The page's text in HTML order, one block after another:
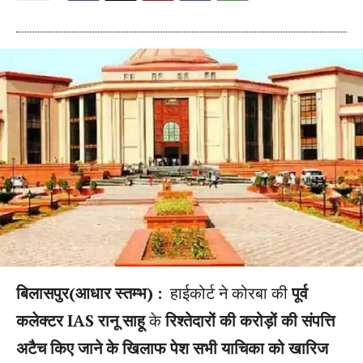
बिलासपुर(आधार स्तम्भ) : हाईकोर्ट ने कोरबा कीपूर्व
कलेक्टर IAS रानू साहूकेरिश्तेदारों की करोड़ों की संपत्ति
अटैच किए जाने के खिलाफ पेश सभी याचिका को खारिज